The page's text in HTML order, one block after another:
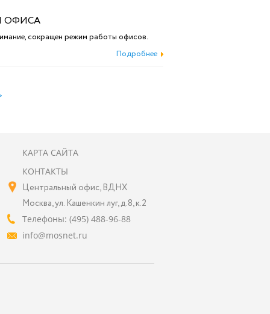
ОФИСА
сокращен режим работы офисов.
Подробнее
КАРТА САЙТА
КОНТАКТЫ
Центральный офис, ВДНХ
Москва, ул. Кашенкин луг, д.8, к.2
Телефоны: (495) 488-96-88
info@mosnet.ru